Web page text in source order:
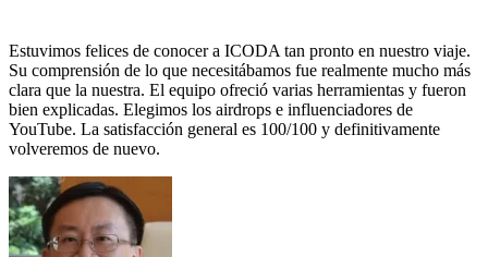
Estuvimos felices de conocer a ICODA tan pronto en nuestro viaje.
Su comprensión de lo que necesitábamos fue realmente mucho más
clara que la nuestra. El equipo ofreció varias herramientas y fueron
bien explicadas. Elegimos los airdrops e influenciadores de
YouTube. La satisfacción general es 100/100 y definitivamente
volveremos de nuevo.